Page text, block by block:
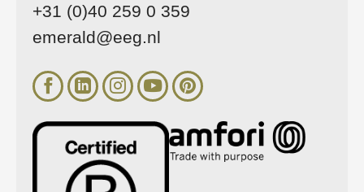
+31 (0)40 259 0 359
emerald@eeg.nl